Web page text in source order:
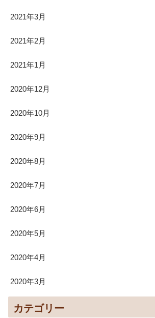
2021年3月
2021年2月
2021年1月
2020年12月
2020年10月
2020年9月
2020年8月
2020年7月
2020年6月
2020年5月
2020年4月
2020年3月
カテゴリー